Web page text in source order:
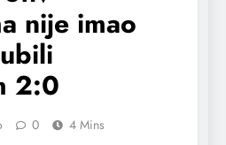
nije imao
2:0
0 4 Mins